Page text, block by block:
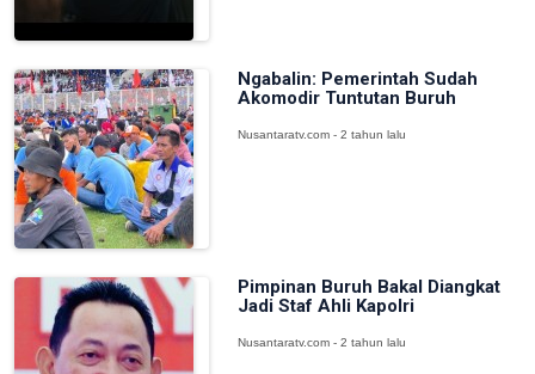
Ngabalin: Pemerintah Sudah
Akomodir Tuntutan Buruh
Nusantaratv.com - 2 tahun lalu
Pimpinan Buruh Bakal Diangkat
Jadi Staf Ahli Kapolri
Nusantaratv.com - 2 tahun lalu